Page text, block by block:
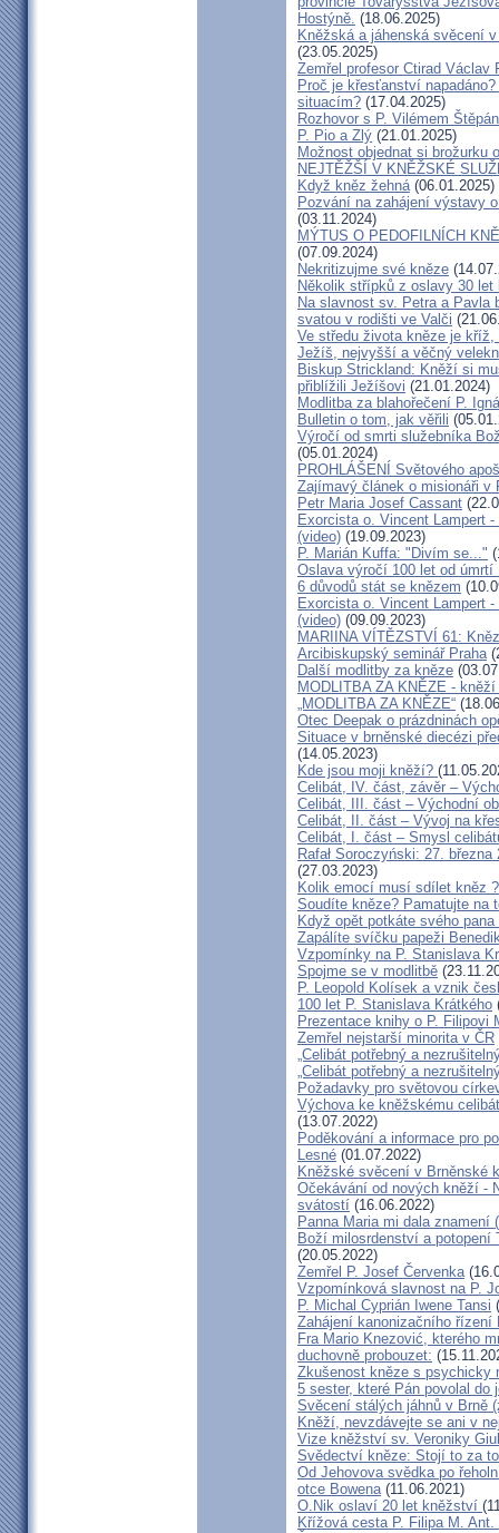
Hostýně. (18.06.2025)
Kněžská a jáhenská svěcení
(23.05.2025)
Zemřel profesor Ctirad Václav
Proč je křesťanství
situacím? (17.04.2025)
Rozhovor s P. Vilémem
P. Pio a Zlý (21.01.2025)
Možnost objednat si brožurku
NEJTĚŽŠÍ V KNĚŽSKÉ
Když kněz žehná(06.01.2025)
Pozvání na zahájení výstavy
(03.11.2024)
MÝTUS O PEDOFILNÍCH
(07.09.2024)
Nekritizujme své kněze
Několik střípků z oslavy 30
Na slavnost sv. Petra a Pavla
svatou v rodišti ve Valči
Ve středu života kněze je
Ježíš, nejvyšší a věčný
Biskup Strickland: Kněží si
přiblížili Ježíšovi (21.01.2024)
Modlitba za blahořečení P.
Bulletin o tom, jak věřili
Výročí od smrti služebníka
(05.01.2024)
PROHLÁŠENÍ Světového
Zajímavý článek o misionáři v
Petr Maria Josef Cassant
Exorcista o. Vincent Lampert
(video) (19.09.2023)
P. Marián Kuffa: "Divím se..."
Oslava výročí 100 let od úmrtí
6 důvodů stát se knězem
Exorcista o. Vincent Lampert
(video) (09.09.2023)
MARIINA VÍTĚZSTVÍ 61:
Arcibiskupský seminář Praha
Další modlitby za kněze
MODLITBA ZA KNĚZE -
„MODLITBA ZA KNĚZE“
Otec Deepak o prázdninách
Situace v brněnské diecézi
(14.05.2023)
Kde jsou moji kněží?
Celibát, IV. část, závěr –
Celibát, III. část – Východní
Celibát, II. část – Vývoj na
Celibát, I. část – Smysl
Rafał Soroczyński: 27.
(27.03.2023)
Kolik emocí musí sdílet kněz
Soudíte kněze? Pamatujte na
Když opět potkáte svého
Zapálíte svíčku papeži
Vzpomínky na P. Stanislava
Spojme se v modlitbě
P. Leopold Kolísek a vznik
100 let P. Stanislava Krátkého
Prezentace knihy o P. Filipovi
Zemřel nejstarší minorita v ČR
„Celibát potřebný a
„Celibát potřebný a
Požadavky pro světovou
Výchova ke kněžskému
(13.07.2022)
Poděkování a informace pro
Lesné (01.07.2022)
Kněžské svěcení v Brněnské
Očekávání od nových kněží -
svátostí (16.06.2022)
Panna Maria mi dala znamení
Boží milosrdenství a
(20.05.2022)
Zemřel P. Josef Červenka
Vzpomínková slavnost na P.
P. Michal Cyprián Iwene Tansi
Zahájení kanonizačního řízení
Fra Mario Knezović, kterého
duchovně probouzet:
Zkušenost kněze s psychicky
5 sester, které Pán povolal do
Svěcení stálých jáhnů v Brně
Kněží, nevzdávejte se ani v
Vize kněžství sv. Veroniky
Svědectví kněze: Stojí to za
Od Jehovova svědka po
otce Bowena(11.06.2021)
O.Nik oslaví 20 let kněžství
Křížová cesta P. Filipa M.